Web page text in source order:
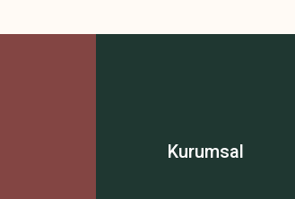
Bu ürüne ilk yorumu siz yapın!
Kurumsal